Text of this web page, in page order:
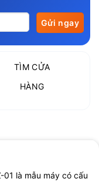
TÌM CỬA
HÀNG
01 là mẫu máy có cấu